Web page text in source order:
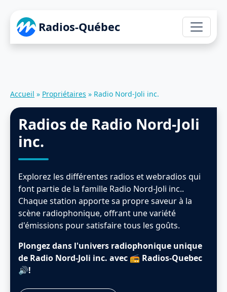
Radios-Québec
Accueil » Propriétaires » Radio Nord-Joli inc.
Radios de Radio Nord-Joli
inc.
Explorez les différentes radios et webradios qui
font partie de la famille Radio Nord-Joli inc..
Chaque station apporte sa propre saveur à la
scène radiophonique, offrant une variété
d'émissions pour satisfaire tous les goûts.
Plongez dans l'univers radiophonique unique
de Radio Nord-Joli inc. avec 📻 Radios-Quebec
🔊!